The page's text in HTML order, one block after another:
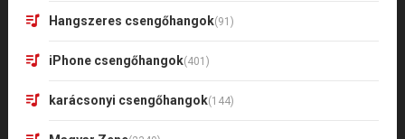
Hangszeres csengőhangok(91)
iPhone csengőhangok(401)
karácsonyi csengőhangok(144)